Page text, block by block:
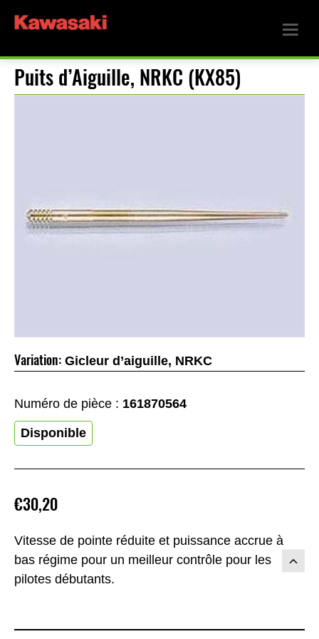
Puits d’Aiguille, NRKC (KX85)
Vitesse de pointe réduite et puissance accrue à
bas régime pour un meilleur contrôle pour les
pilotes débutants.
€30,20
Variation: Gicleur d’aiguille, NRKC
Numéro de pièce : 161870564
Disponible